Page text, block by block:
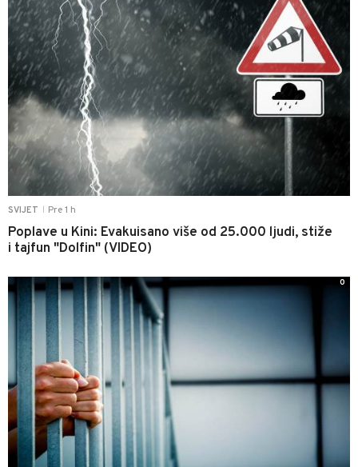
SVIJET Pre 1 h
Poplave u Kini: Evakuisano više od 25.000 ljudi, stiže
i tajfun "Dolfin" (VIDEO)
0